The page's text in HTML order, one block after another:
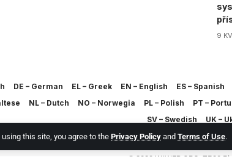
using this site, you agree to thePrivacy Policy and Terms of Use.
9
DE – German EL – Greek EN – English ES – Spanish
NL – Dutch NO – Norwegia PL – Polish PT –
SV – Swedish
UK –